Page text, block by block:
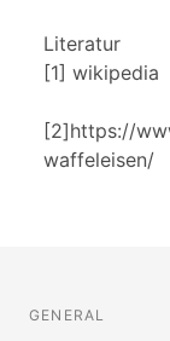
Literatur
[1] wikipedia
[2]https://
waffeleisen/
GENERAL